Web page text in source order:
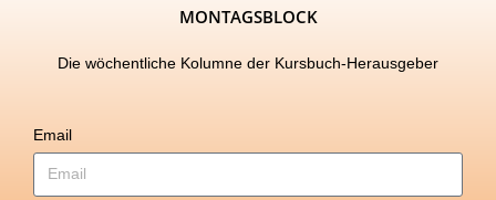
MONTAGSBLOCK
Die wöchentliche Kolumne der Kursbuch-Herausgeber
Email